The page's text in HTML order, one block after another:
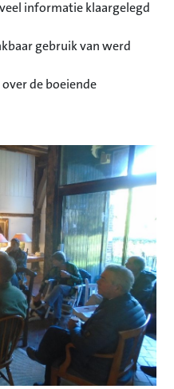
informatie klaargelegd
gebruik van werd
de boeiende